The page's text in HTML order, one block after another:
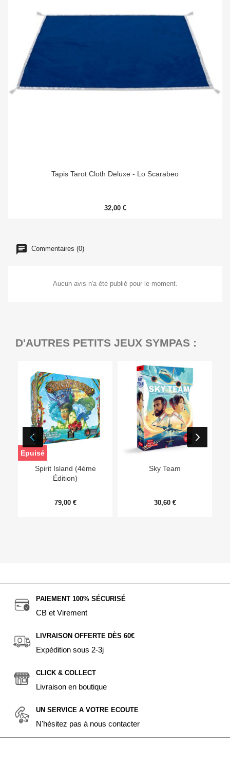
Tapis Tarot Cloth Deluxe - Lo Scarabeo
32,00 €
Commentaires (0)
Aucun avis n'a été publié pour le moment.
D'AUTRES PETITS JEUX SYMPAS :
Spirit Island (4ème
Édition)
79,00 €
Epuisé
Sky Team
30,60 €
PAIEMENT 100% SÉCURISÉ
CB et Virement
LIVRAISON OFFERTE DÈS 60€
Expédition sous 2-3j
CLICK & COLLECT
Livraison en boutique
UN SERVICE A VOTRE ECOUTE
N'hésitez pas à nous contacter